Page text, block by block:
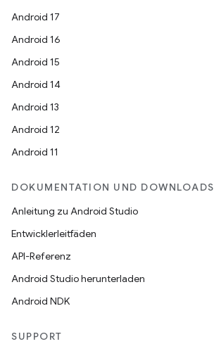
Android 17
Android 16
Android 15
Android 14
Android 13
Android 12
Android 11
DOKUMENTATION UND DOWNLOADS
Anleitung zu Android Studio
Entwicklerleitfäden
API-Referenz
Android Studio herunterladen
Android NDK
SUPPORT